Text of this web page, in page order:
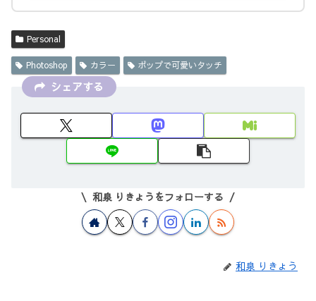
Personal
Photoshop カラー ポップで可愛いタッチ
シェアする
和泉 りきょうをフォローする
和泉 りきょう